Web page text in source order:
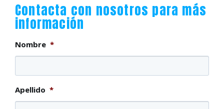
Contacta con nosotros para más
información
Nombre *
Apellido *